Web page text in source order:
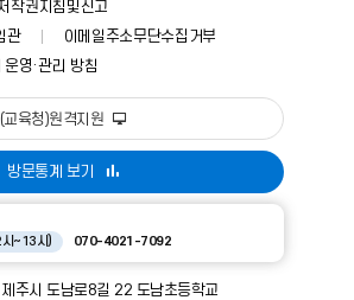
작권지침및신고
관
이메일주소무단수집거부
영·관리 방침
(교육청)원격지원
방문통계 보기
~13시) 070-4021-7092
주시 도남로8길 22 도남초등학교